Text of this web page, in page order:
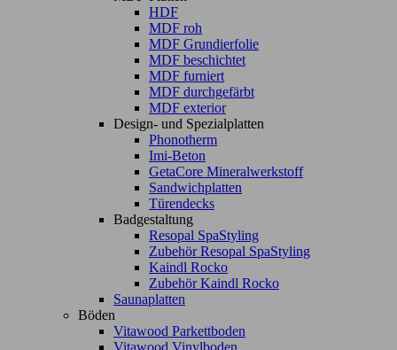
HDF
MDF roh
MDF Grundierfolie
MDF beschichtet
MDF furniert
MDF durchgefärbt
MDF exterior
Design- und Spezialplatten
Phonotherm
Imi-Beton
GetaCore Mineralwerkstoff
Sandwichplatten
Türendecks
Badgestaltung
Resopal SpaStyling
Zubehör Resopal SpaStyling
Kaindl Rocko
Zubehör Kaindl Rocko
Saunaplatten
Böden
Vitawood Parkettboden